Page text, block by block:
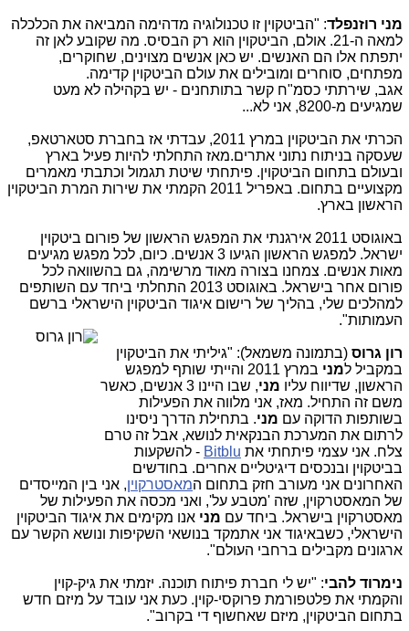
מני רוזנפלד: "הביטקוין זו טכנולוגיה מדהימה המביאה את הכלכלה
למאה ה-21. אולם, הביטקוין הוא רק הבסיס. מה שקובע לאן זה
יתפתח אלו הם האנשים. יש כאן אנשים מצוינים, שחוקרים,
מפתחים, סוחרים ומובילים את עולם הביטקוין קדימה.
אגב, שירתתי כסמ"ח קשר בתותחנים - יש בקהילה לא מעט
שמגיעים מ-8200, אני לא...
הכרתי את הביטקוין במרץ 2011, עבדתי אז בחברת סטארטאפ,
שעסקה בניתוח נתוני אתרים.מאז התחלתי להיות פעיל בארץ
ובעולם בתחום הביטקוין. פיתחתי שיטת תגמול וכתבתי מאמרים
מקצועיים בתחום. באפריל 2011 הקמתי את שירות המרת הביטקוין
הראשון בארץ.
באוגוסט 2011 אירגנתי את המפגש הראשון של פורום ביטקוין
ישראל. למפגש הראשון הגיעו 3 אנשים. כיום, לכל מפגש מגיעים
מאות אנשים. צמחנו בצורה מאוד מרשימה, גם בהשוואה לכל
פורום אחר בישראל. באוגוסט 2013 התחלתי ביחד עם השותפים
למהלכים שלי, בהליך של רישום איגוד הביטקוין הישראלי ברשם
העמותות".
רון גרוס(בתמונה משמאל): "גיליתי את הביטקוין
במקביל למני
במרץ 2011 והייתי שותף למפגש
הראשון, שדיווח עליומני
, שבו היינו 3 אנשים, כאשר
משם זה התחיל. מאז, אני מלווה את הפעילות
בשותפות הדוקה עםמני. בתחילת הדרך ניסינו
לרתום את המערכת הבנקאית לנושא, אבל זה טרם
צלח. אני עצמי פיתחתי אתBitblu- להשקעות
בביטקוין ובנכסים דיגיטליים אחרים. בחודשים
האחרונים אני מעורב חזק בתחום המאסטרקוין, אני בין המייסדים
של המאסטרקוין, שזה 'מטבע על', ואני מכסה את הפעילות של
מאסטרקוין בישראל. ביחד עםמניאנו מקימים את איגוד הביטקוין
הישראלי, כשבאיגוד אני אתמקד בנושאי השקיפות ונושא הקשר עם
ארגונים מקבילים ברחבי העולם".
נימרוד להבי: "יש לי חברת פיתוח תוכנה. יזמתי את גיק-קוין
והקמתי את פלטפורמת פרוקסי-קוין. כעת אני עובד על מיזם חדש
בתחום הביטקוין, מיזם שאחשוף די בקרוב".